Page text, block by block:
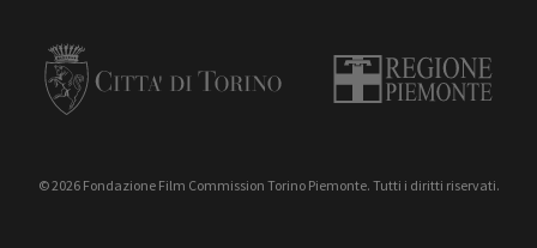
Regione Piemonte
© 2026 Fondazione Film Commission Torino Piemonte. Tutti i diritti riservati.